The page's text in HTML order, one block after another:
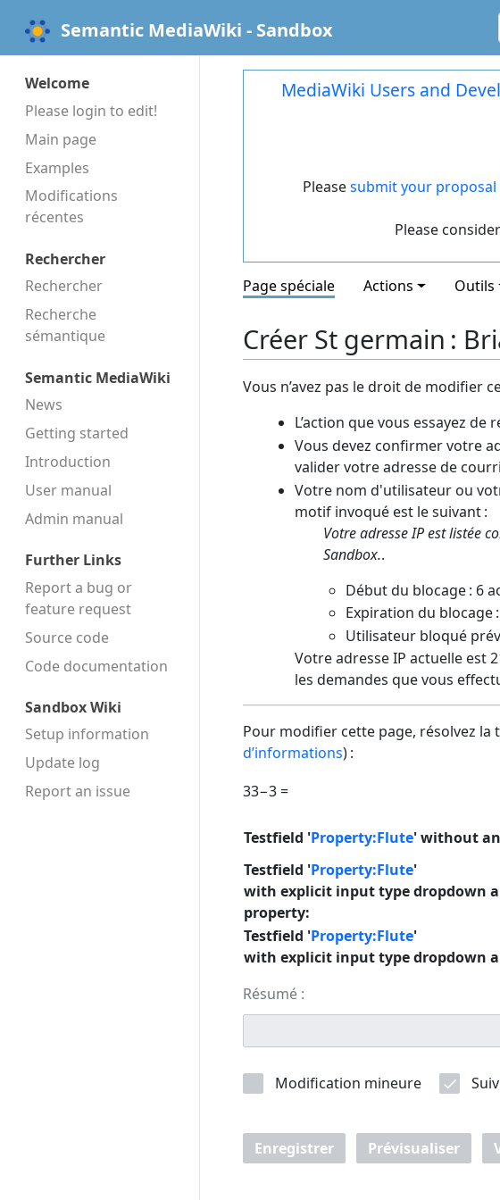
Semantic MediaWiki - Sandbox
Welcome
Please login to edit!
Main page
Examples
Modifications
récentes
Rechercher
Rechercher
Recherche
sémantique
Semantic MediaWiki
News
Getting started
Introduction
User manual
Admin manual
Further Links
Report a bug or
feature request
Source code
Code docu­mentation
Sandbox Wiki
Setup information
Update log
Report an issue
MediaWiki Users and
Pleasesubmit your proposal
Please consider
Page spéciale Actions Outils
Créer St germain :
Vous n’avez pas le droit de modifier
L’action que vous essayez de
Vous devez confirmer votre
valider votre adresse de
Votre nom d'utilisateur ou
motif invoqué est le suivant :
Votre adresse IP est listée
Sandbox..
Début du blocage : 6
Expiration du blocage
Utilisateur bloqué
Votre adresse IP actuelle est
les demandes que vous
Pour modifier cette page, résolvez la
d’informations) :
33−3 =
Testfield 'Property:Flute' without
Testfield 'Property:Flute'
with explicit input type dropdown
property:
Testfield 'Property:Flute'
with explicit input type dropdown
Résumé :
Modification mineure
Enregistrer Prévisualiser